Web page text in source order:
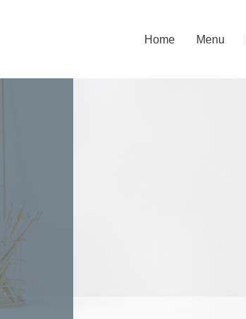
Home Menu